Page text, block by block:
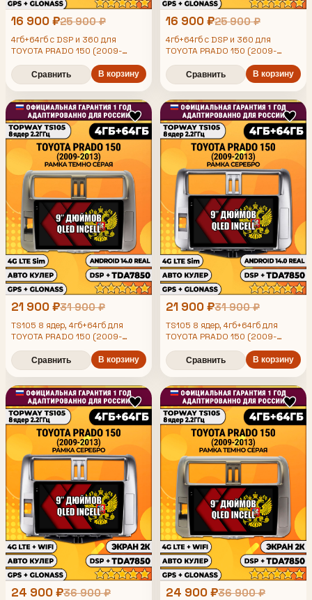
16 900 ₽25 900 ₽
4гб+64гб с DSP и 360 для
TOYOTA PRADO 150 (2009-
2013), рамка серая, Android
магнитола с DSP и усилителем
TDA7850
Сравнить В корзину
16 900 ₽25 900 ₽
4гб+64гб с DSP и 360 для
TOYOTA PRADO 150 (2009-
2013), рамка серебро, Android
магнитола с DSP и усилителем
TDA7850
Сравнить В корзину
21 900 ₽31 900 ₽
TS105 8 ядер, 4гб+64гб для
TOYOTA PRADO 150 (2009-
2013), рамка серая, Android
магнитола
Сравнить В корзину
21 900 ₽31 900 ₽
TS105 8 ядер, 4гб+64гб для
TOYOTA PRADO 150 (2009-
2013), рамка серебро, Android
магнитола
Сравнить В корзину
24 900 ₽36 900 ₽ 24 900 ₽36 900 ₽